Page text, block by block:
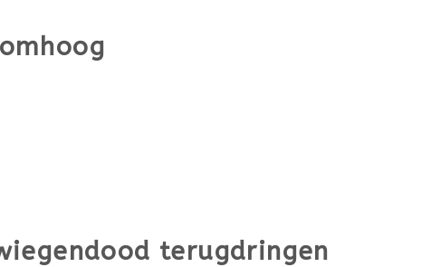
terugdringen